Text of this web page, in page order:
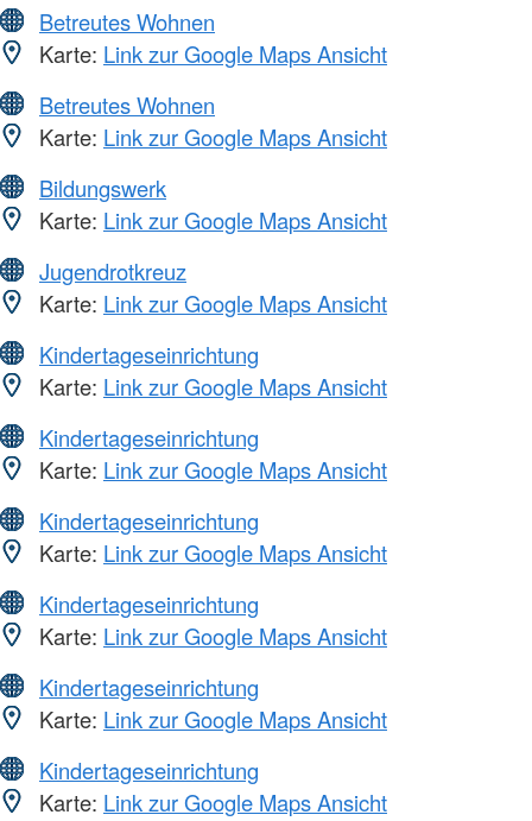
Betreutes Wohnen
Karte: Link zur Google Maps Ansicht
Betreutes Wohnen
Karte: Link zur Google Maps Ansicht
Bildungswerk
Karte: Link zur Google Maps Ansicht
Jugendrotkreuz
Karte: Link zur Google Maps Ansicht
Kindertageseinrichtung
Karte: Link zur Google Maps Ansicht
Kindertageseinrichtung
Karte: Link zur Google Maps Ansicht
Kindertageseinrichtung
Karte: Link zur Google Maps Ansicht
Kindertageseinrichtung
Karte: Link zur Google Maps Ansicht
Kindertageseinrichtung
Karte: Link zur Google Maps Ansicht
Kindertageseinrichtung
Karte: Link zur Google Maps Ansicht